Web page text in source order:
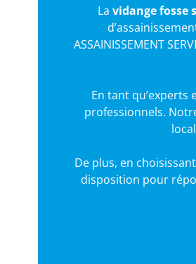
La vidange fosse
ASSAINISSEMENT
En tant qu’experts
professionnels.
De plus, en
disposition pour